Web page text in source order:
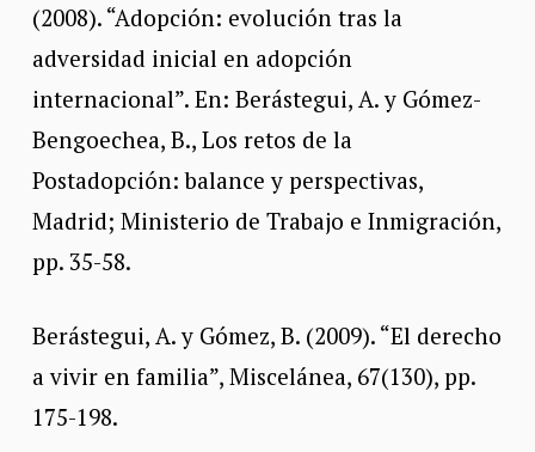
(2008). “Adopción: evolución tras la
adversidad inicial en adopción
internacional”. En: Berástegui, A. y Gómez-
Bengoechea, B., Los retos de la
Postadopción: balance y perspectivas,
Madrid; Ministerio de Trabajo e Inmigración,
pp. 35-58.
Berástegui, A. y Gómez, B. (2009). “El derecho
a vivir en familia”, Miscelánea, 67(130), pp.
175-198.